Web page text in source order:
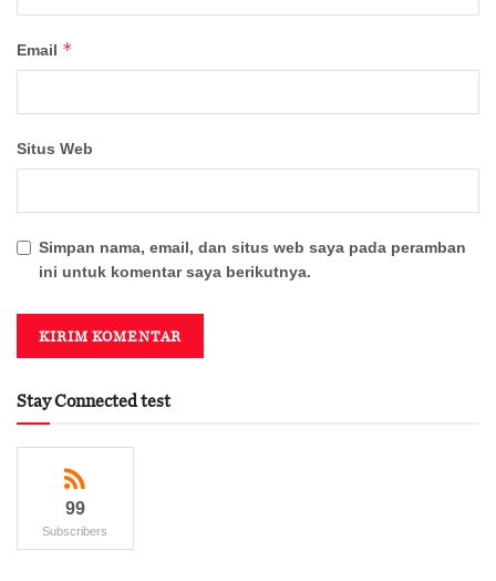
Email *
Situs Web
Simpan nama, email, dan situs web saya pada peramban
ini untuk komentar saya berikutnya.
Stay Connected test
99
Subscribers